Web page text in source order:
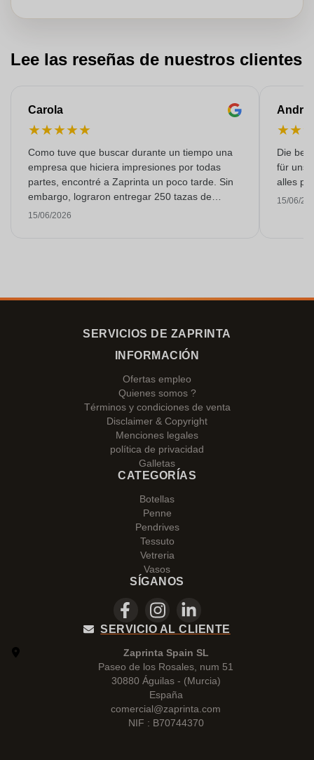
Lee las reseñas de nuestros clientes
Carola
★★★★★
Como tuve que buscar durante un tiempo una
empresa que hiciera impresiones por todas
partes, encontré a Zaprinta un poco tarde. Sin
embargo, lograron entregar 250 tazas de
esmalte con una impresión excelente a tiempo.
15/06/2026
★★
Die
für
alles
15/06/
SERVICIOS DE ZAPRINTA
INFORMACIÓN
Ofertas empleo
Quienes somos ?
Términos y condiciones de venta
Disclaimer & Copyright
Menciones legales
política de privacidad
Galletas
CATEGORÍAS
Botellas
Penne
Pendrives
Tessuto
Vetreria
Vasos
SÍGANOS
SERVICIO AL CLIENTE
Zaprinta Spain SL
Paseo de los Rosales, num 51
30880 Águilas - (Murcia)
España
comercial@zaprinta.com
NIF : B70744370